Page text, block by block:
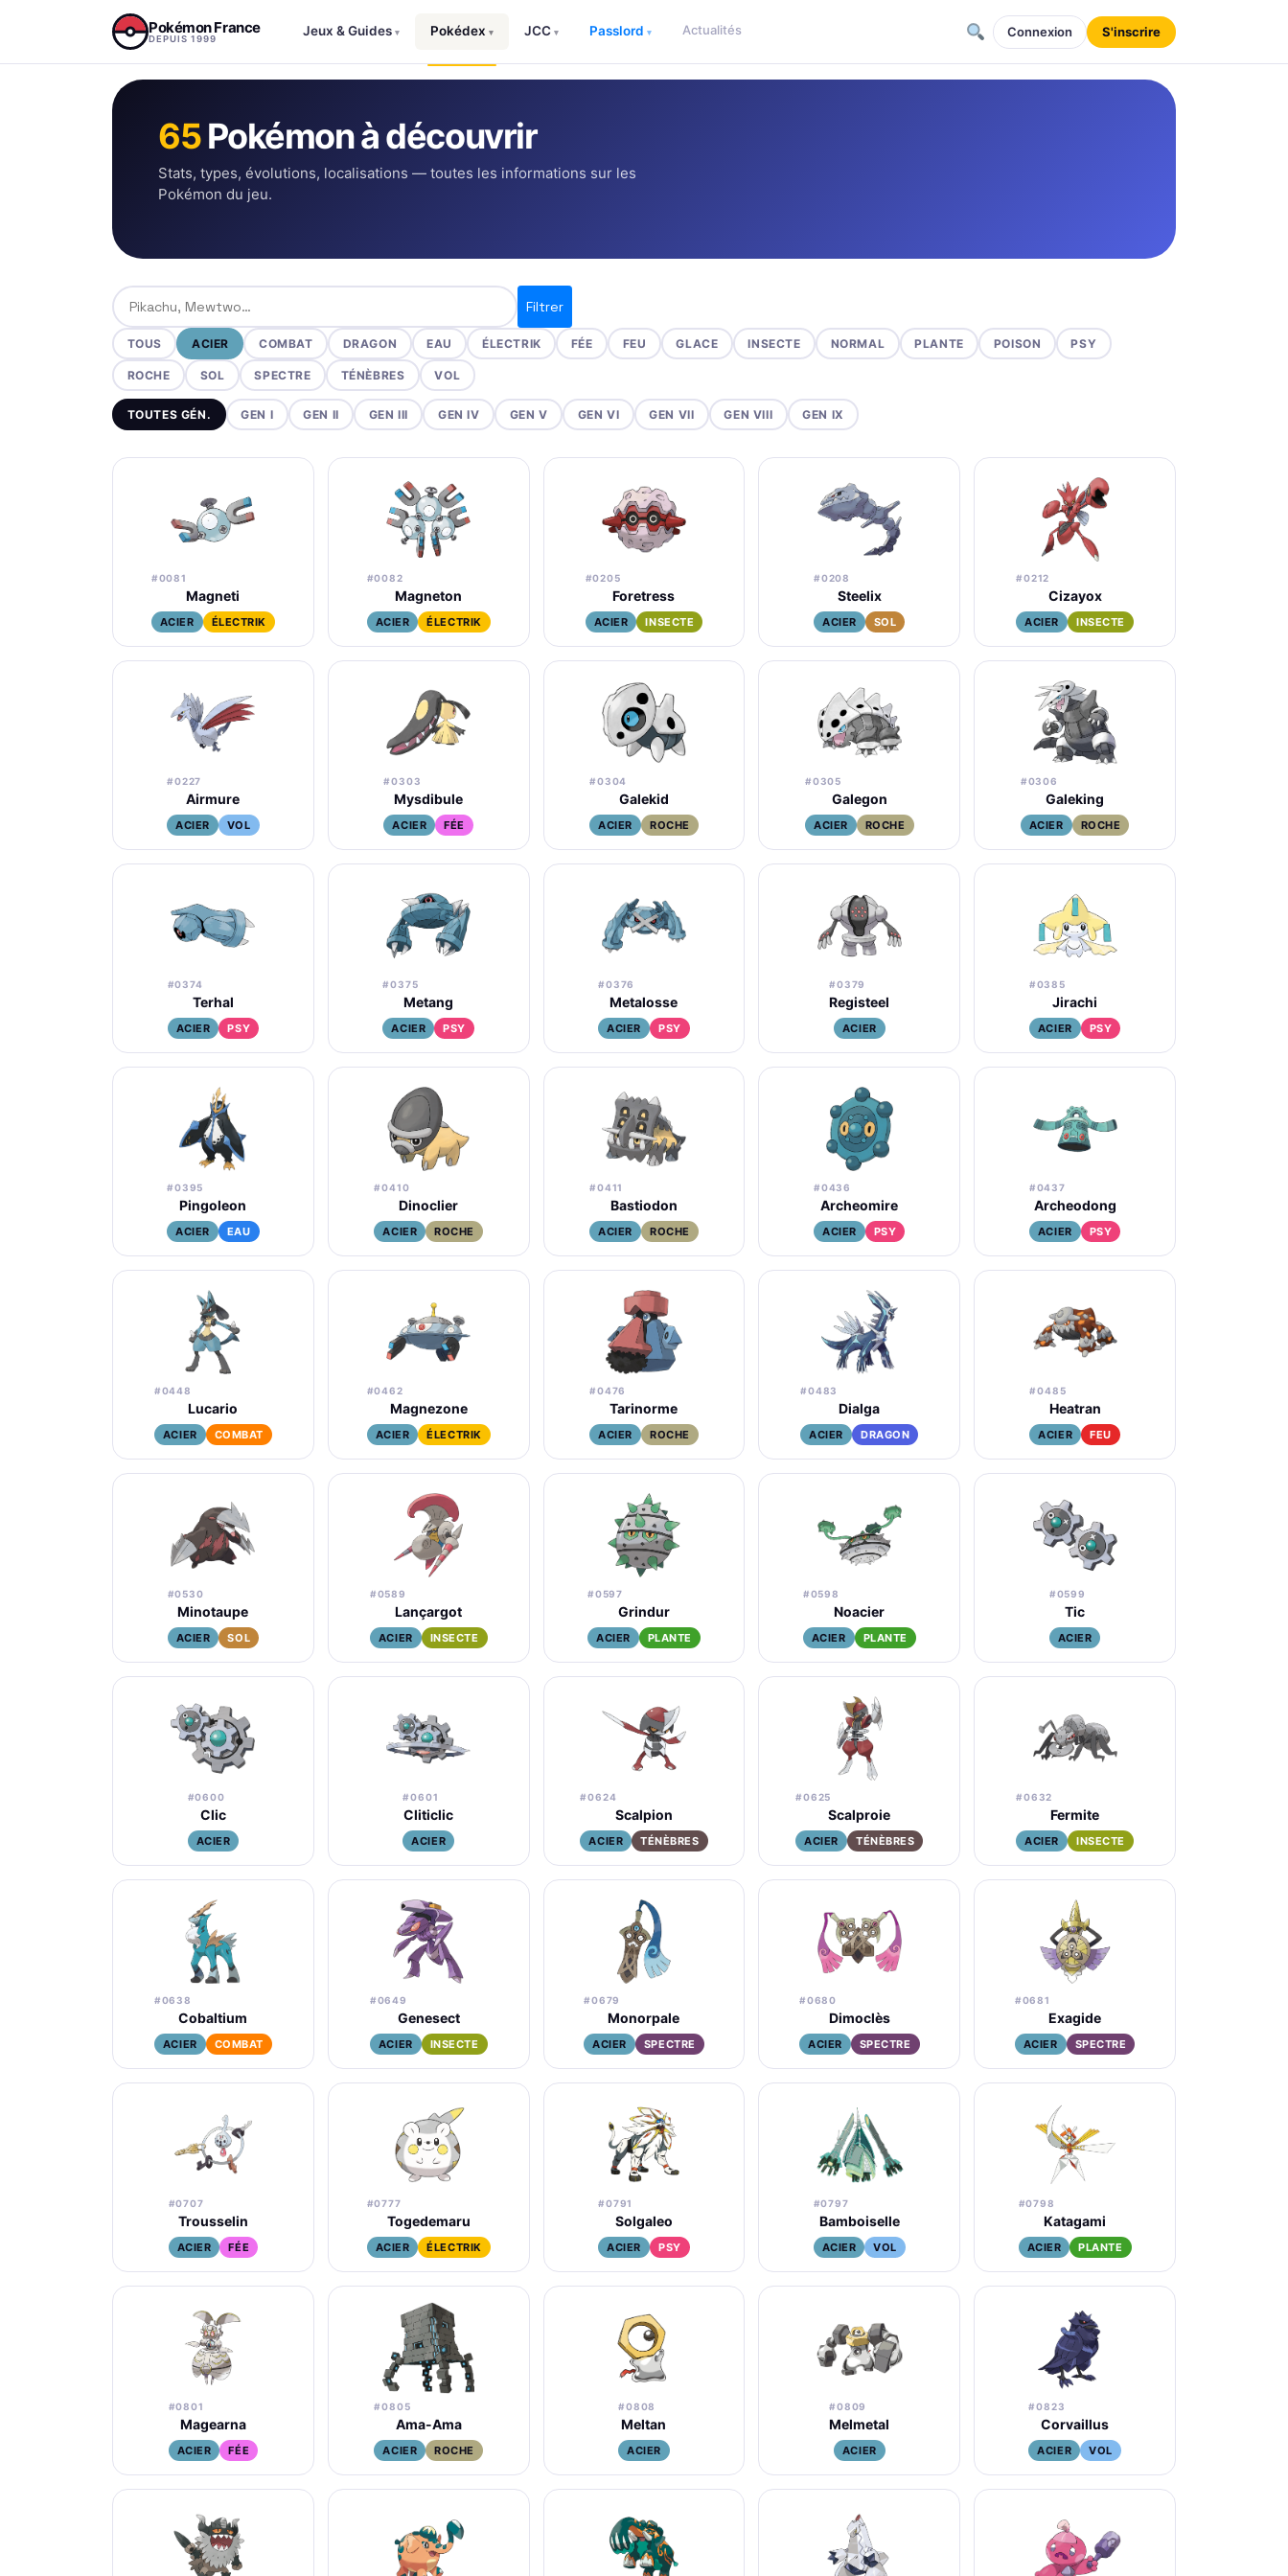
Pokémon France
DEPUIS 1999
Jeux & Guides ▾ Pokédex ▾ JCC ▾ Passlord ▾ Actualités Connexion S'inscrire
65Pokémon à découvrir
Stats, types, évolutions, localisations — toutes les informations sur les
Pokémon du jeu.
Rechercher un Pokémon
Filtrer
TOUS ACIER COMBAT DRAGON EAU ÉLECTRIK FÉE FEU GLACE INSECTE NORMAL PLANTE POISON PSY
ROCHE SOL SPECTRE TÉNÈBRES VOL
TOUTES GÉN. GEN I GEN II GEN III GEN IV GEN V GEN VI GEN VII GEN VIII GEN IX
#0081
Magneti
ACIER ÉLECTRIK
#0082
Magneton
ACIER ÉLECTRIK
#0205
Foretress
ACIER INSECTE
#0208
Steelix
ACIER SOL
#0212
Cizayox
ACIER INSECTE
#0227
Airmure
ACIER VOL
#0303
Mysdibule
ACIER FÉE
#0304
Galekid
ACIER ROCHE
#0305
Galegon
ACIER ROCHE
#0306
Galeking
ACIER ROCHE
#0374
Terhal
ACIER PSY
#0375
Metang
ACIER PSY
#0376
Metalosse
ACIER PSY
#0379
Registeel
ACIER
#0385
Jirachi
ACIER PSY
#0395
Pingoleon
ACIER EAU
#0410
Dinoclier
ACIER ROCHE
#0411
Bastiodon
ACIER ROCHE
#0436
Archeomire
ACIER PSY
#0437
Archeodong
ACIER PSY
#0448
Lucario
ACIER COMBAT
#0462
Magnezone
ACIER ÉLECTRIK
#0476
Tarinorme
ACIER ROCHE
#0483
Dialga
ACIER DRAGON
#0485
Heatran
ACIER FEU
#0530
Minotaupe
ACIER SOL
#0589
Lançargot
ACIER INSECTE
#0597
Grindur
ACIER PLANTE
#0598
Noacier
ACIER PLANTE
#0599
Tic
ACIER
#0600
Clic
ACIER
#0601
Cliticlic
ACIER
#0624
Scalpion
ACIER TÉNÈBRES
#0625
Scalproie
ACIER TÉNÈBRES
#0632
Fermite
ACIER INSECTE
#0638
Cobaltium
ACIER COMBAT
#0649
Genesect
ACIER INSECTE
#0679
Monorpale
ACIER SPECTRE
#0680
Dimoclès
ACIER SPECTRE
#0681
Exagide
ACIER SPECTRE
#0707
Trousselin
ACIER FÉE
#0777
Togedemaru
ACIER ÉLECTRIK
#0791
Solgaleo
ACIER PSY
#0797
Bamboiselle
ACIER VOL
#0798
Katagami
ACIER PLANTE
#0801
Magearna
ACIER FÉE
#0805
Ama-Ama
ACIER ROCHE
#0808
Meltan
ACIER
#0809
Melmetal
ACIER
#0823
Corvaillus
ACIER VOL